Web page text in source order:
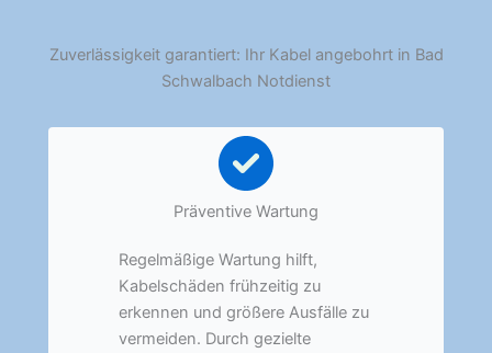
Zuverlässigkeit garantiert: Ihr Kabel angebohrt in Bad
Schwalbach Notdienst
Präventive Wartung
Regelmäßige Wartung hilft,
Kabelschäden frühzeitig zu
erkennen und größere Ausfälle zu
vermeiden. Durch gezielte